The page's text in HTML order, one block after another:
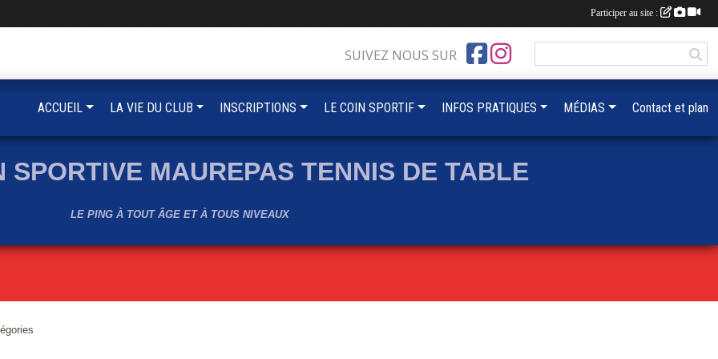
SPORTIVE MAUREPAS TENNIS DE TABLE
LE PING À TOUT ÂGE ET À TOUS NIVEAUX
SUIVEZ NOUS SUR
ACCUEIL LA VIE DU CLUB INSCRIPTIONS LE COIN SPORTIF INFOS PRATIQUES MÉDIAS Contact et plan
Participer au site :